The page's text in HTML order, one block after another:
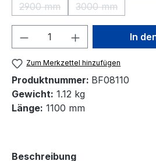
2900 mm
(Diese Option ist zurzeit nicht
3000 mm
(Diese Option
Produkt Anzahl: Gib
In
Zum Merkzettel hinzufügen
Produktnummer: BF08110
Gewicht: 1.12 kg
Länge: 1100 mm
Beschreibung